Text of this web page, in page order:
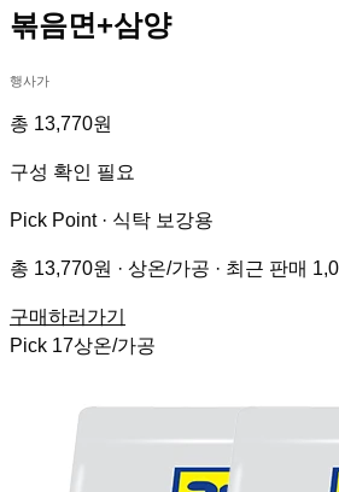
볶음면+삼양
행사가
총 13,770원
구성 확인 필요
Pick Point · 식탁 보강용
총 13,770원 · 상온/가공 · 최근 판매
구매하러가기
Pick 17상온/가공